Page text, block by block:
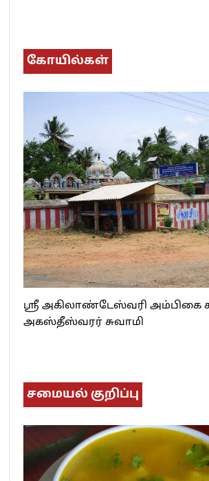
கோயில்கள்
ஸ்ரீ அகிலாண்டேஸ்வரி அம்பிகை
அகஸ்தீஸ்வரர் சுவாமி
சமையல் குறிப்பு